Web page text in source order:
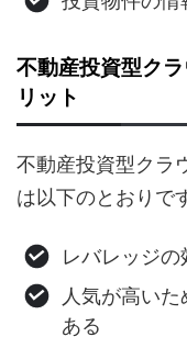
不動産投資型ク
リット
不動産投資型クラ
は以下のとおりで
レバレッジの
人気が高い
ある